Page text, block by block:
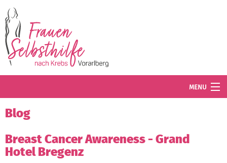
MENU
Termine
Angebot
Blog
Breast Cancer Awareness - Grand
Hotel Bregenz